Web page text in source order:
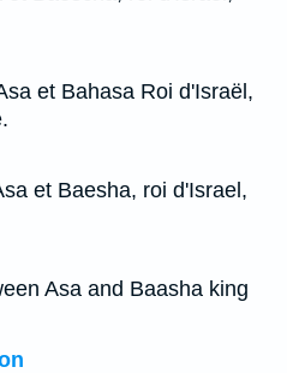
et Bahasa Roi d'Israël,
et Baesha, roi d'Israel,
Asa and Baasha king